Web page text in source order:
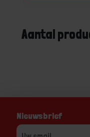
Aantal
Nieuwsbrief